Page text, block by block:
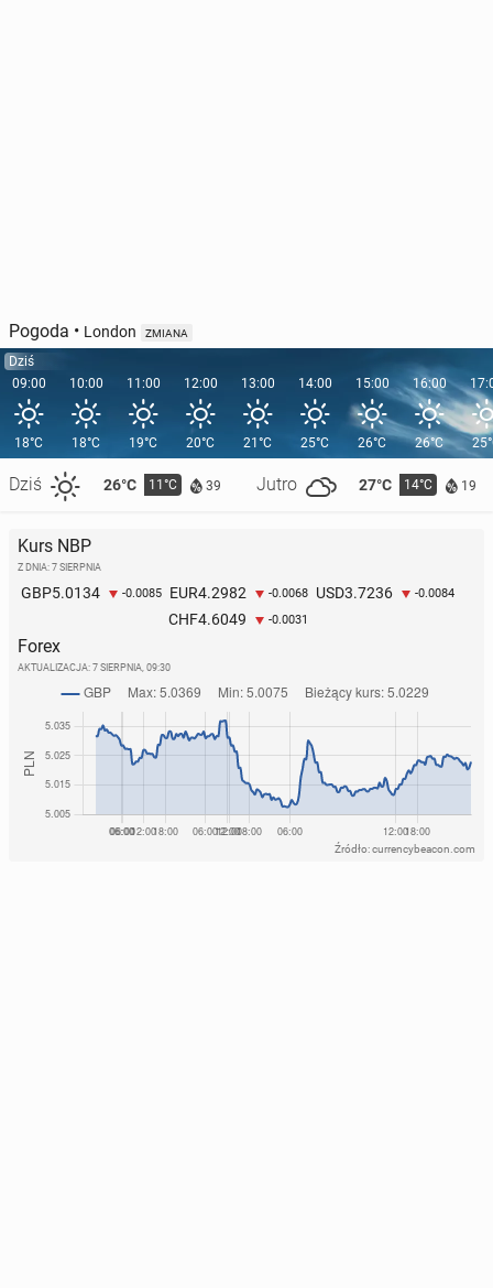
Pogoda • London ZMIANA
Dziś
09:00
18°C
Dziś 26°C 11°C 39 Jutro 27°C 14°C 19
10:00
18°C
11:00
19°C
12:00
20°C
13:00
21°C
14:00
25°C
15:00
26°C
16:00
26°C
Kurs NBP
Z DNIA: 7 SIERPNIA
GBP5.0134 -0.0085 EUR4.2982 -0.0068 USD3.7236 -0.0084
CHF4.6049 -0.0031
Forex
AKTUALIZACJA: 7 SIERPNIA, 09:30
Źródło: currencybeacon.com